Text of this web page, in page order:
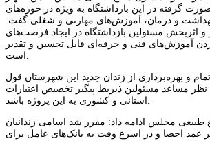
گرفته در این بازداشتگاه به ویژه در حوزه‌های
بهداشت و درمان، آموزش‌های مهارتی و شغلی گفت:
و اثربخش مسئولین بازداشتگاه در ایجاد فرصت‌های
آموزش‌های فنی و حرفه‌ای قابل تحسین و تقدیر
و بهره‌برداری از زندان جدید این شهرستان قول
نظر مساعد مسئولین ذ‌یربط پیگیر تخصیص اعتبارات
طبیعی مجلس ادامه داد: مقرر شد اسامی زندانیان
عمد احصا و در اسرع وقت به بانک‌های عامل برای